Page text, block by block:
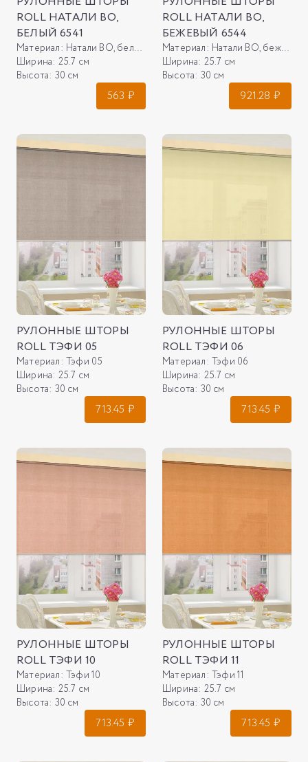
ROLL НАТАЛИ ВО,
БЕЛЫЙ 6541
Материал: Натали ВО, белый 6541
Ширина: 25.7 см
Высота: 30 см
563 ₽
ROLL НАТАЛИ ВО,
БЕЖЕВЫЙ 6544
Материал: Натали ВО, бежевый 6544
Ширина: 25.7 см
Высота: 30 см
921.28 ₽
РУЛОННЫЕ ШТОРЫ
ROLL ТЭФИ 05
Материал: Тэфи 05
Ширина: 25.7 см
Высота: 30 см
713.45 ₽
РУЛОННЫЕ ШТОРЫ
ROLL ТЭФИ 06
Материал: Тэфи 06
Ширина: 25.7 см
Высота: 30 см
713.45 ₽
РУЛОННЫЕ ШТОРЫ
ROLL ТЭФИ 10
Материал: Тэфи 10
Ширина: 25.7 см
Высота: 30 см
713.45 ₽
РУЛОННЫЕ ШТОРЫ
ROLL ТЭФИ 11
Материал: Тэфи 11
Ширина: 25.7 см
Высота: 30 см
713.45 ₽